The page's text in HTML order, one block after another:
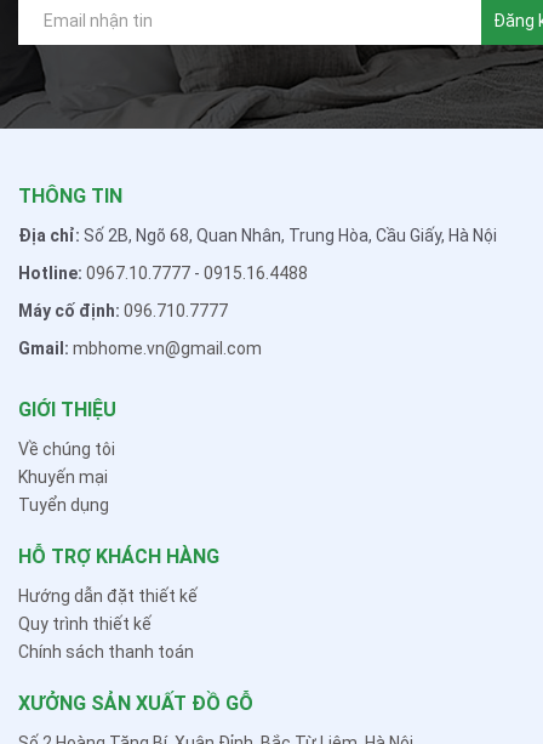
Đăng
THÔNG TIN
Địa chỉ: Số 2B, Ngõ 68, Quan Nhân, Trung Hòa, Cầu Giấy, Hà Nội
Hotline: 0967.10.7777 - 0915.16.4488
Máy cố định: 096.710.7777
Gmail: mbhome.vn@gmail.com
GIỚI THIỆU
Về chúng tôi
Khuyến mại
Tuyển dụng
HỖ TRỢ KHÁCH HÀNG
Hướng dẫn đặt thiết kế
Quy trình thiết kế
Chính sách thanh toán
XƯỞNG SẢN XUẤT ĐỒ GỖ